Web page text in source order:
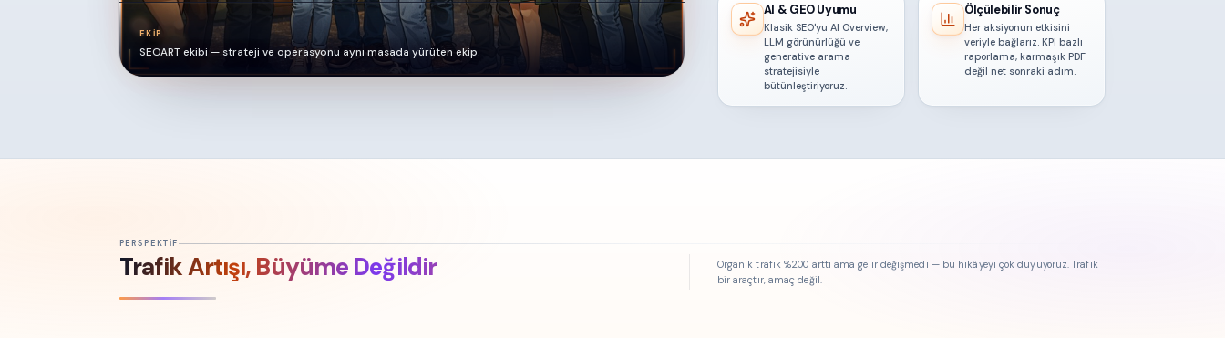
EKIP
SEOART ekibi — strateji ve operasyonu aynı masada yürüten ekip.
AI & GEO Uyumu
Klasik SEO'yu AI Overview,
LLM görünürlüğü ve
generative arama
stratejisiyle
bütünleştiriyoruz.
Ölçülebilir Sonuç
Her aksiyonun etkisini
veriyle bağlarız. KPI bazlı
raporlama, karmaşık PDF
değil net sonraki adım.
PERSPEKTIF
Trafik Artışı, Büyüme Değildir
Organik trafik %200 arttı ama gelir değişmedi — bu hikâyeyi çok duyuyoruz. Trafik
bir araçtır, amaç değil.